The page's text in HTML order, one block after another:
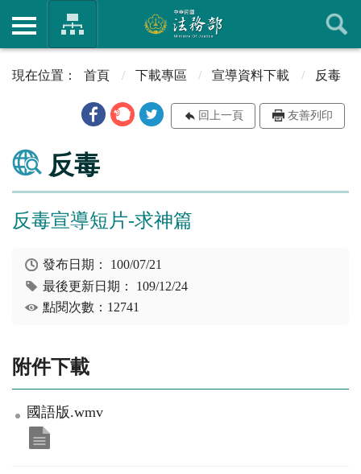
首頁 下載專區 宣導資料下載 反毒
回上一頁 友善列印
反毒
反毒宣導短片-求神篇
發布日期： 100/07/21
最後更新日期： 109/12/24
點閱次數：12741
附件下載
國語版.wmv